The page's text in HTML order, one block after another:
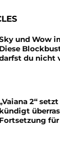
und Wow
Diese
du nicht
2“
kündigt
Fortsetzung für